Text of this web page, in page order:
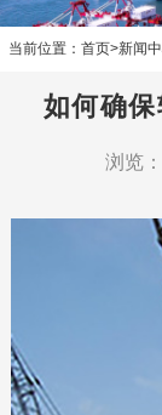
当前位置： 首页>新闻
如何确
浏览